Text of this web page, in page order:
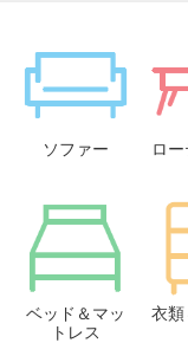
ソファー ロ
ベッド＆マッ
トレス
衣